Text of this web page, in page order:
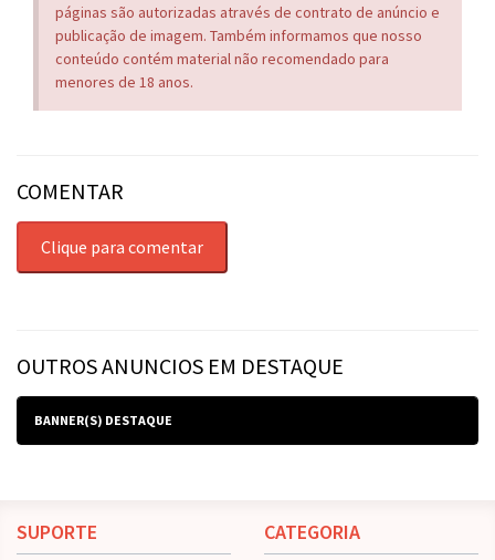
páginas são autorizadas através de contrato de anúncio e
publicação de imagem. Também informamos que nosso
conteúdo contém material não recomendado para
menores de 18 anos.
COMENTAR
Clique para comentar
OUTROS ANUNCIOS EM DESTAQUE
BANNER(S) DESTAQUE
SUPORTE CATEGORIA